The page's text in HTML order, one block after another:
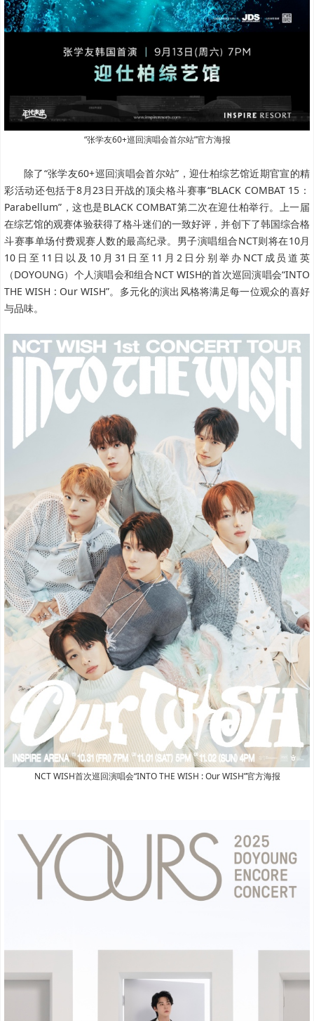
“张学友60+巡回演唱会首尔站”官方海报
除了“张学友60+巡回演唱会首尔站”，迎仕柏综艺馆近期官宣的精
彩活动还包括于8月23日开战的顶尖格斗赛事“BLACK COMBAT 15：
Parabellum”，这也是BLACK COMBAT第二次在迎仕柏举行。上一届
在综艺馆的观赛体验获得了格斗迷们的一致好评，并创下了韩国综合格
斗赛事单场付费观赛人数的最高纪录。男子演唱组合NCT则将在10月
10日至11日以及10月31日至11月2日分别举办NCT成员道英
（DOYOUNG）个人演唱会和组合NCT WISH的首次巡回演唱会“INTO
THE WISH : Our WISH”。多元化的演出风格将满足每一位观众的喜好
与品味。
NCT WISH首次巡回演唱会“INTO THE WISH : Our WISH”官方海报